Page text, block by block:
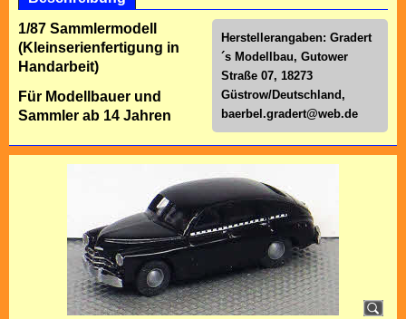
Herstellerangaben: Gradert
´s Modellbau, Gutower
Straße 07, 18273
Güstrow/Deutschland,
baerbel.gradert@web.de
1/87 Sammlermodell
(Kleinserienfertigung in
Handarbeit)
Für Modellbauer und
Sammler ab 14 Jahren